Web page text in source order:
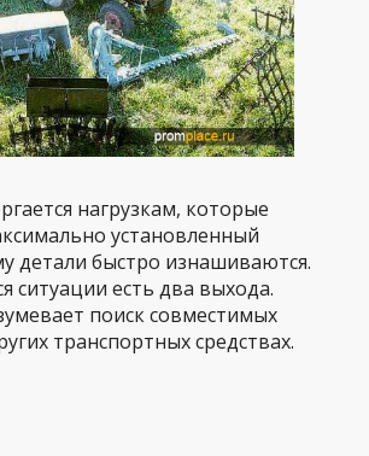
нагрузкам, которые
установленный
детали быстро изнашиваются.
ситуации есть два выхода.
поиск совместимых
транспортных средствах.